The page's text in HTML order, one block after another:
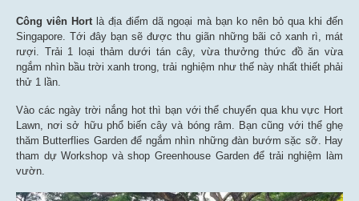
Công viên Hortlà địa điểm dã ngoại mà bạn ko nên bỏ qua khi đến
Singapore. Tới đây bạn sẽ được thu giãn những bãi cỏ xanh rì, mát
rượi. Trải 1 loại thảm dưới tán cây, vừa thưởng thức đồ ăn vừa
ngắm nhìn bầu trời xanh trong, trải nghiệm như thế này nhất thiết phải
thử 1 lần.
Vào các ngày trời nắng hot thì bạn với thể chuyển qua khu vực Hort
Lawn, nơi sở hữu phổ biến cây và bóng râm. Bạn cũng với thể ghẹ
thăm Butterflies Garden để ngắm nhìn những đàn bướm sặc sỡ. Hay
tham dự Workshop và shop Greenhouse Garden để trải nghiệm làm
vườn.